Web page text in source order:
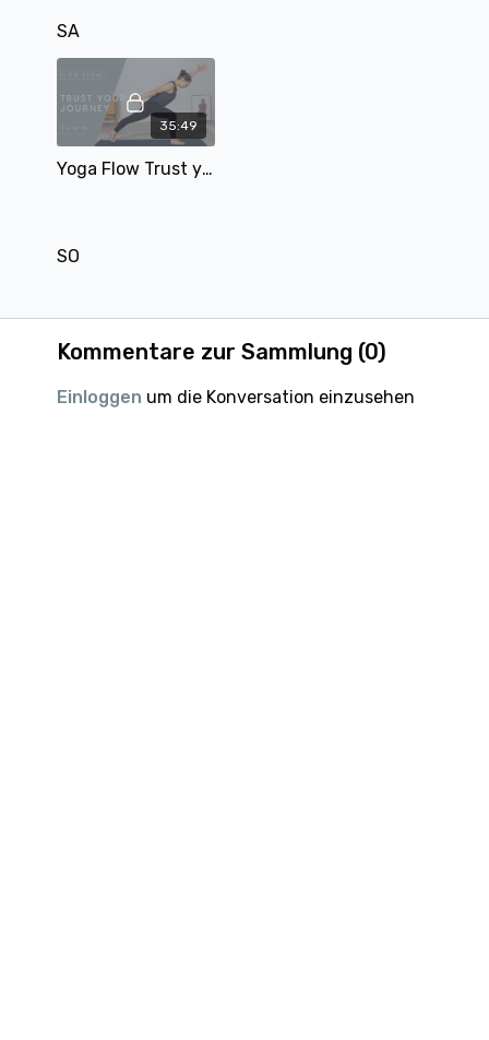
SA
35:49
Yoga Flow Trust your Journey | langsamer und stärkender Flow | 36 Min | mit Alina
SO
Kommentare zur Sammlung (0)
Einloggen um die Konversation einzusehen